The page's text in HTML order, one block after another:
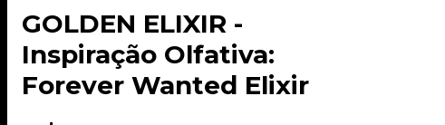
GOLDEN ELIXIR -
Inspiração Olfativa:
Forever Wanted Elixir